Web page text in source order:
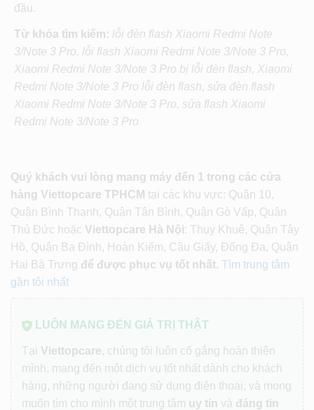
đầu.
Từ khóa tìm kiếm: lỗi đèn flash Xiaomi Redmi Note
3/Note 3 Pro, lỗi flash Xiaomi Redmi Note 3/Note 3 Pro,
Xiaomi Redmi Note 3/Note 3 Pro bị lỗi đèn flash, Xiaomi
Redmi Note 3/Note 3 Pro lỗi đèn flash, sửa đèn flash
Xiaomi Redmi Note 3/Note 3 Pro, sửa flash Xiaomi
Redmi Note 3/Note 3 Pro
Quý khách vui lòng mang máy đến 1 trong các cửa
hàng Viettopcare TPHCM tại các khu vực: Quận 10,
Quận Bình Thạnh, Quận Tân Bình, Quận Gò Vấp, Quận
Thủ Đức hoặc Viettopcare Hà Nội: Thụy Khuê, Quận Tây
Hồ, Quận Ba Đình, Hoàn Kiếm, Cầu Giấy, Đống Đa, Quận
Hai Bà Trưng để được phục vụ tốt nhất. Tìm trung tâm
gần tôi nhất
LUÔN MANG ĐẾN GIÁ TRỊ THẬT
Tại Viettopcare, chúng tôi luôn cố gắng hoàn thiện
mình, mang đến một dịch vụ tốt nhất dành cho khách
hàng, những người đang sử dụng điện thoại, và mong
muốn tìm cho mình một trung tâm uy tín và đáng tin